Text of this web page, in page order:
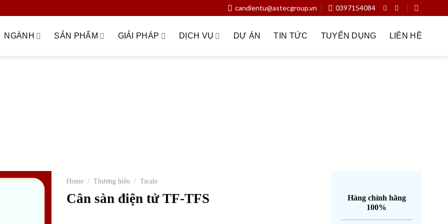
candientu@astecgroup.vn 0397154084
NGÀNH SẢN PHẨM GIẢI PHÁP DỊCH VỤ DỰ ÁN TIN TỨC TUYỂN DỤNG LIÊN HỆ
Home / Thương hiệu / Tscale
Cân sàn điện tử TF-TFS
Hàng chính hãng
100%